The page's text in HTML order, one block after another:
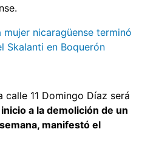
mujer nicaragüense terminó
Skalanti en Boquerón
11 Domingo Díaz será
a la demolición de un
manifestó el